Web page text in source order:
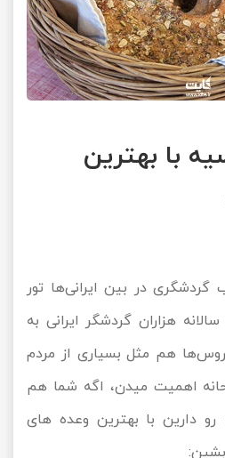
با بهترین
در بین ایرانی‌ها تور
هزاران گردشگر ایرانی به
هم مثل بسیاری از مردم
اهمیت میدن، اگه شما هم
دارین با بهترین وعده‌ های